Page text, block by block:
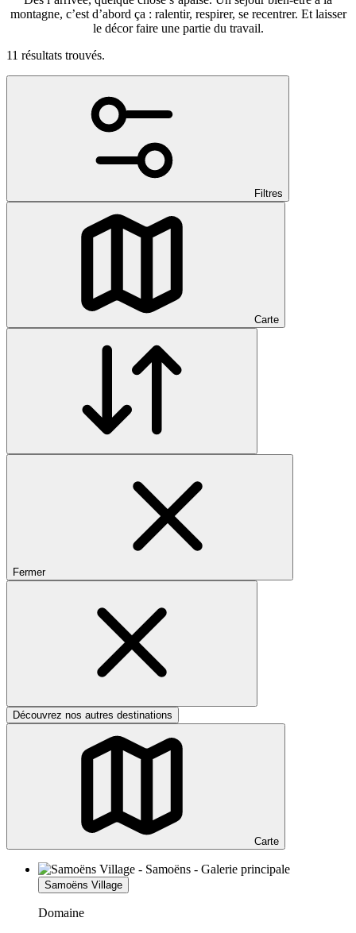
montagne, c’est d’abord ça : ralentir, respirer, se recentrer. Et laisser
le décor faire une partie du travail.
11 résultats trouvés.
Filtres
Carte
Fermer
Découvrez nos autres destinations
Carte
Samoëns Village
Domaine